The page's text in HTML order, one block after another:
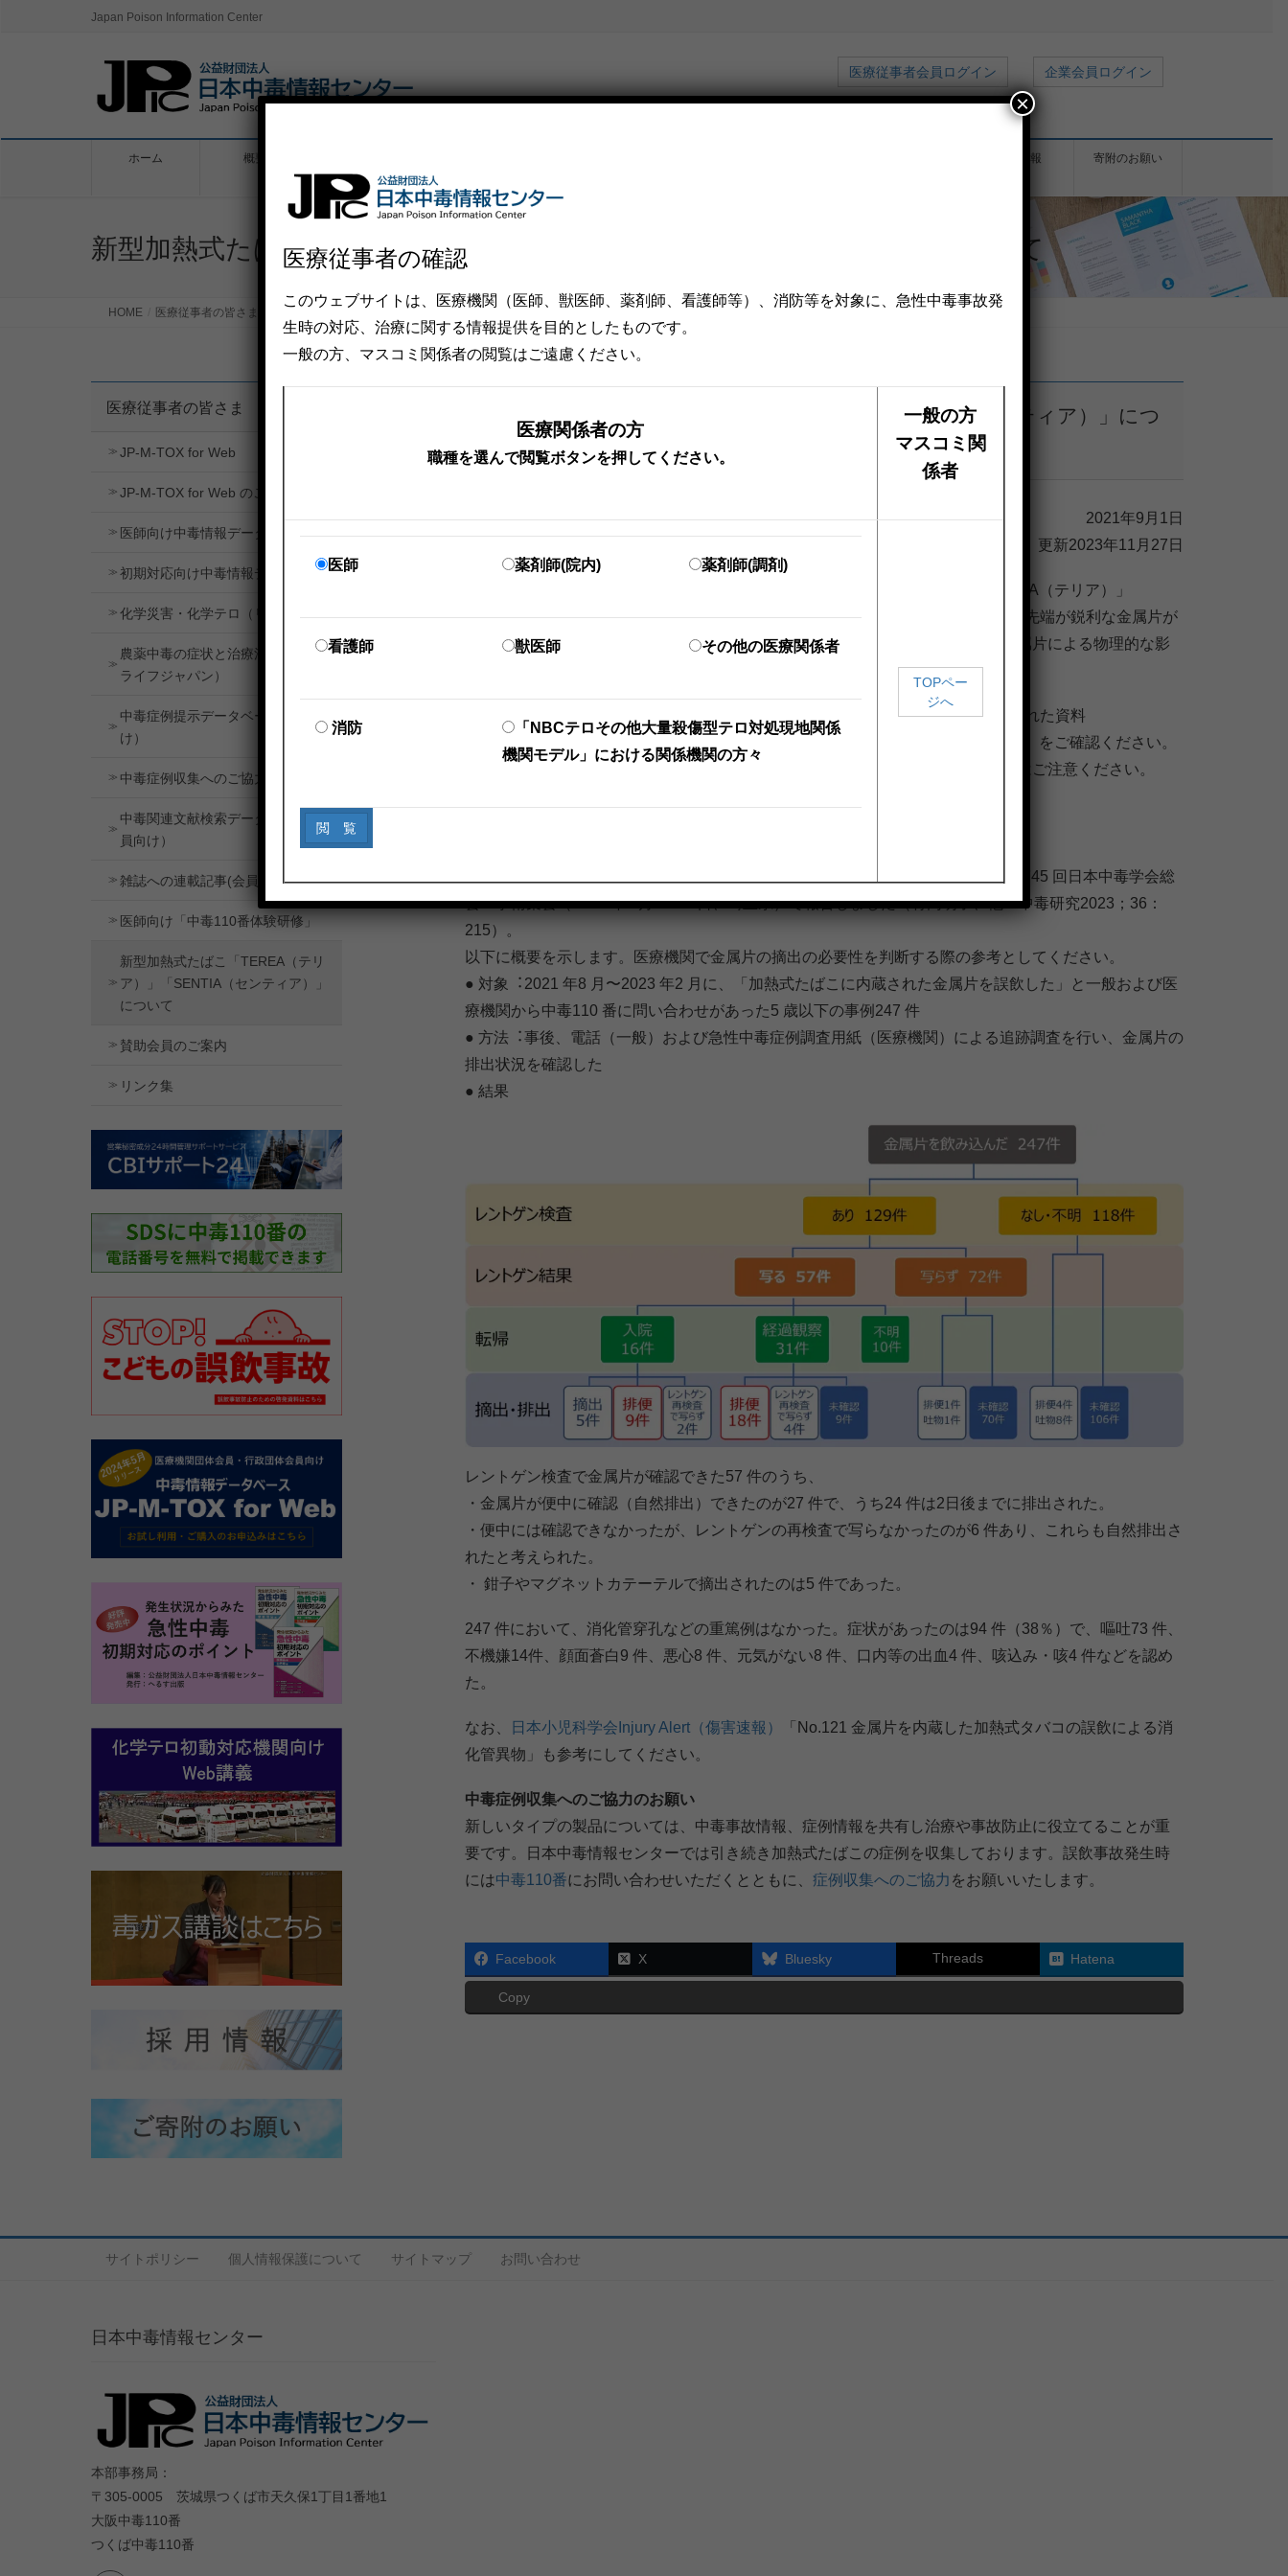
Japan Poison Information Center
医療従事者会員ログイン 企業会員ログイン
ホーム 概要 採用情報 寄附のお願い
新型加熱式たばこ「TEREA（テリア）」「SENTIA（センティア）」について
HOME 医療従事者の皆さま 新型加熱式たばこ「TEREA（テリア）」「SENTIA（センティア）」について
新型加熱式たばこ「TEREA（テリア）」「SENTIA（センティア）」につ
いて
2021年9月1日
更新2023年11月27日
フィリップモリスジャパン合同会社より、新型の加熱式たばこスティック「TEREA（テリア）」
「SENTIA（センティア）」が販売されています。上記2 銘柄にはたばこ葉の中に先端が鋭利な⾦属⽚が
組み込まれており、誤飲した場合は、たばこ葉によるニコチン中毒とともに、⾦属⽚による物理的な影
医療機関での対応にあたっては、 フィリップモリスジャパン合同会社 より提供された資料
「TEREA（テリア）製品について」および下記「⾦属⽚の誤飲に関する検討結果」をご確認ください。
なお、本資料は医療従事者のみに開示しておりますので、データのお取り扱いにはご注意ください。
TEREA（テリア）製品について ダウンロード
中毒110 番に問い合わせがあった事例を対象に、⾦属⽚の排出状況等をまとめ、第45 回⽇本中毒学会総
会・学術集会（2023 年7 ⽉14-15 ⽇、埼⽟県）で報告しました（竹内明子、他：中毒研究2023；36：
215）。
以下に概要を⽰します。医療機関で⾦属⽚の摘出の必要性を判断する際の参考としてください。
● 対象︓2021 年8 ⽉〜2023 年2 ⽉に、「加熱式たばこに内蔵された⾦属⽚を誤飲した」と⼀般および医
療機関から中毒110 番に問い合わせがあった5 歳以下の事例247 件
● ⽅法︓事後、電話（⼀般）および急性中毒症例調査⽤紙（医療機関）による追跡調査を⾏い、⾦属⽚の
排出状況を確認した
● 結果
レントゲン検査で⾦属⽚が確認できた57 件のうち、
・⾦属⽚が便中に確認（⾃然排出）できたのが27 件で、うち24 件は2⽇後までに排出された。
・便中には確認できなかったが、レントゲンの再検査で写らなかったのが6 件あり、これらも⾃然排出さ
れたと考えられた。
・ 鉗⼦やマグネットカテーテルで摘出されたのは5 件であった。
247 件において、消化管穿孔などの重篤例はなかった。症状があったのは94 件（38％）で、嘔吐73 件、
不機嫌14件、顔⾯蒼⽩9 件、悪⼼8 件、元気がない8 件、⼝内等の出⾎4 件、咳込み・咳4 件などを認め
た。
なお、 ⽇本⼩児科学会Injury Alert（傷害速報）
「No.121 ⾦属⽚を内蔵した加熱式タバコの誤飲による消
化管異物」も参考にしてください。
中毒症例収集へのご協⼒のお願い
新しいタイプの製品については、中毒事故情報、症例情報を共有し治療や事故防止に役立てることが重
要です。⽇本中毒情報センターでは引き続き加熱式たばこの症例を収集しております。誤飲事故発生時
には中毒110番にお問い合わせいただくとともに、 症例収集へのご協力 をお願いいたします。
Facebook X Bluesky Threads Hatena
Copy
医療従事者の皆さま
JP-M-TOX for Web
JP-M-TOX for Web のご案内
医師向け中毒情報データベース
初期対応向け中毒情報データベース
化学災害・化学テロ（リンク）
農薬中毒の症状と治療法（クロップ
ライフジャパン）
中毒症例提⽰データベース（会員向
け）
中毒症例収集へのご協⼒のお願い
中毒関連⽂献検索データベース（会
員向け）
雑誌への連載記事(会員向け）
医師向け「中毒110番体験研修」
新型加熱式たばこ「TEREA（テリ
ア）」「SENTIA（センティア）」
について
賛助会員のご案内
リンク集
サイトポリシー 個人情報保護について サイトマップ お問い合わせ
日本中毒情報センター
本部事務局：
〒305-0005 茨城県つくば市天久保1丁目1番地1
大阪中毒110番
つくば中毒110番
医療従事者の確認
このウェブサイトは、医療機関（医師、獣医師、薬剤師、看護師等）、消防等を対象に、急性中毒事故発
⽣時の対応、治療に関する情報提供を⽬的としたものです。
⼀般の⽅、マスコミ関係者の閲覧はご遠慮ください。
医療関係者の方
職種を選んで閲覧ボタンを押してください。
⼀般の方
マスコミ関
係者
医師 薬剤師(院内) 薬剤師(調剤)
看護師 獣医師 その他の医療関係者
消防
「NBCテロその他大量殺傷型テロ対処現地関係
機関モデル」における関係機関の方々
TOPペー
ジへ
×